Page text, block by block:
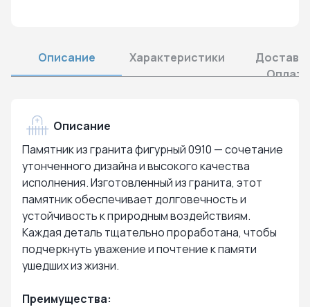
Описание Характеристики
Оплата
Описание
Памятник из гранита фигурный 0910 — сочетание
утонченного дизайна и высокого качества
исполнения. Изготовленный из гранита, этот
памятник обеспечивает долговечность и
устойчивость к природным воздействиям.
Каждая деталь тщательно проработана, чтобы
подчеркнуть уважение и почтение к памяти
ушедших из жизни.
Преимущества: